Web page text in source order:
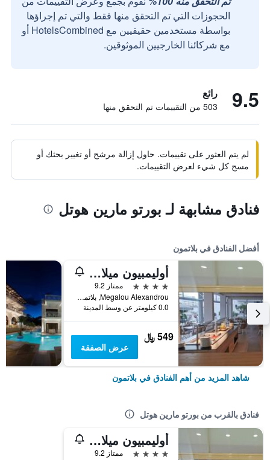
الحجوزات التي تم التحقق منها فقط والتي تم إجراؤها
بواسطة مستخدمين حقيقيين مع HotelsCombined أو
مع شركائنا الخارجيين الموثوقين.
9.5 رائع
503 من التقييمات تم التحقق منها
لم يتم العثور على تقييمات. حاول إزالة مرشح أو تغيير بحثك أو
مسح كل شيء لعرض التقييمات.
فنادق مشابهة لـ بورتو مارين هوتل
أفضل الفنادق في بلاتمون
أوليمبيون ميلاثرون
4 نجوم
ممتاز 9.2
Megalou Alexandrou, بلاتمون, اليونان
0.0 كيلومتر عن وسط المدينة
549 ﷼
عرض الصفقة
شاهد المزيد من أهم الفنادق في بلاتمون
فنادق بالقرب من بورتو مارين هوتل
أوليمبيون ميلاثرون
4 نجوم
ممتاز 9.2